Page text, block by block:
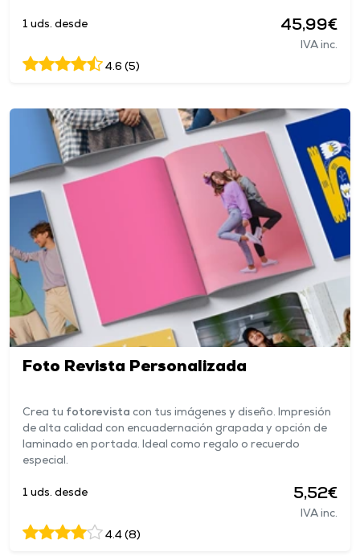
1 uds. desde 45,99€
IVA inc.
4.6 (5)
Foto Revista Personalizada
Crea tu fotorevista con tus imágenes y diseño. Impresión
de alta calidad con encuadernación grapada y opción de
laminado en portada. Ideal como regalo o recuerdo
especial.
1 uds. desde 5,52€
IVA inc.
4.4 (8)